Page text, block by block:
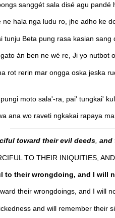
sanggét sala disé agu pandé
ne hala nga ludu ro, jhe adho ke
tunju Beta pung rasa kasian
án ben ne wé re, Ji yo
rot rerin mar ongga oska jeska
moto sala'-ra, pai' tungkai'
ana wo raveti ngkakai rapaya
toward their evil deeds and
TO THEIR INIQUITIES,
to their wrongdoing, and I will
their wrongdoings, and I will
and will remember their